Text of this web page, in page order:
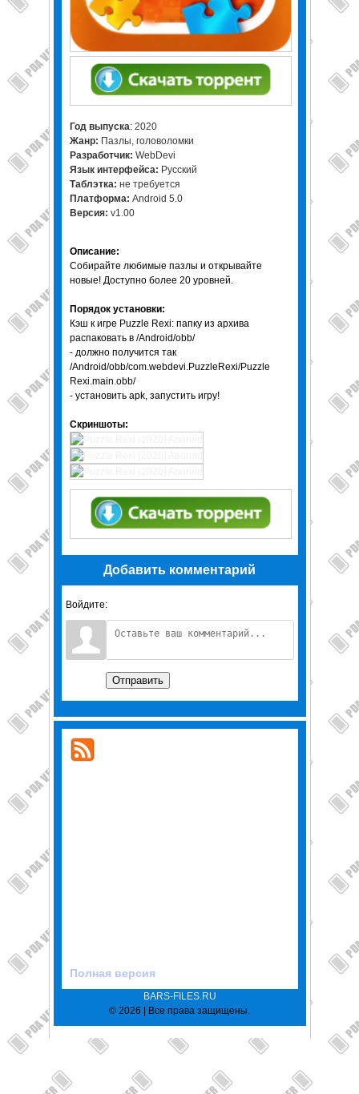
Год выпуска: 2020
Жанр: Пазлы, головоломки
Разработчик: WebDevi
Язык интерфейса: Русский
Таблэтка: не требуется
Платформа: Android 5.0
Версия: v1.00
Описание:
Собирайте любимые пазлы и открывайте
новые! Доступно более 20 уровней.
Порядок установки:
Кэш к игре Puzzle Rexi: папку из архива
распаковать в /Android/obb/
- должно получится так
/Android/obb/com.webdevi.PuzzleRexi/Puzzle
Rexi.main.obb/
- установить apk, запустить игру!
Скриншоты:
Добавить комментарий
Войдите:
Отправить
Полная версия
BARS-FILES.RU
© 2026 | Все права защищены.